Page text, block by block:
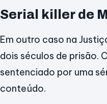
Serial killer de
Em outro caso na
dois séculos de prisão.
sentenciado por uma
conteúdo.